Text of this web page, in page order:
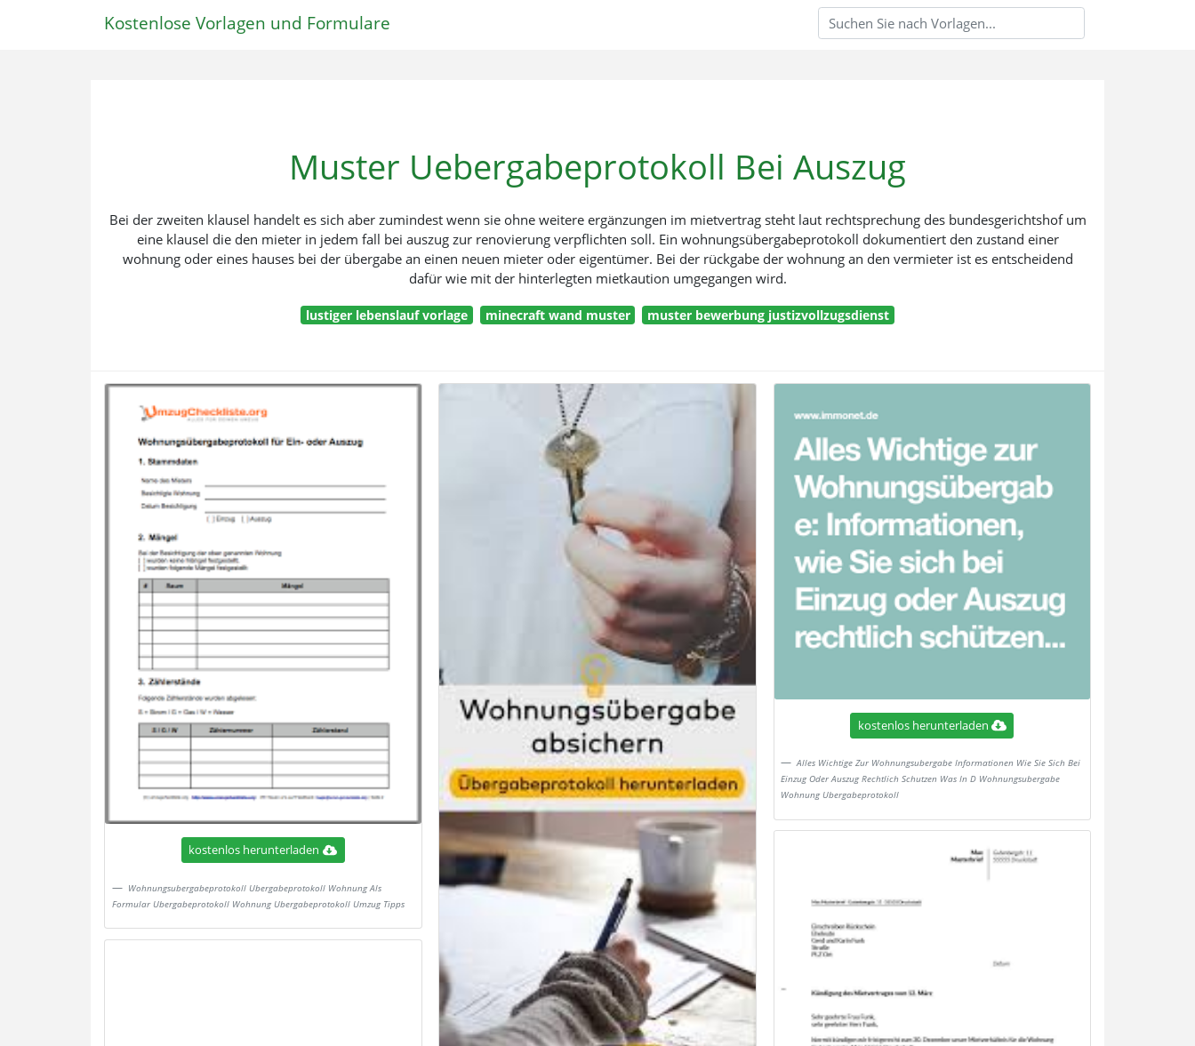
Kostenlose Vorlagen und Formulare
Muster Uebergabeprotokoll Bei Auszug
Bei der zweiten klausel handelt es sich aber zumindest wenn sie ohne weitere ergänzungen im mietvertrag steht laut rechtsprechung des bundesgerichtshof um
eine klausel die den mieter in jedem fall bei auszug zur renovierung verpflichten soll. Ein wohnungsübergabeprotokoll dokumentiert den zustand einer
wohnung oder eines hauses bei der übergabe an einen neuen mieter oder eigentümer. Bei der rückgabe der wohnung an den vermieter ist es entscheidend
dafür wie mit der hinterlegten mietkaution umgegangen wird.
lustiger lebenslauf vorlage minecraft wand muster muster bewerbung justizvollzugsdienst
kostenlos herunterladen
Wohnungsubergabeprotokoll Ubergabeprotokoll Wohnung Als
Formular Ubergabeprotokoll Wohnung Ubergabeprotokoll Umzug Tipps
kostenlos herunterladen
Alles Wichtige Zur Wohnungsubergabe Informationen Wie Sie Sich Bei
Einzug Oder Auszug Rechtlich Schutzen Was In D Wohnungsubergabe
Wohnung Ubergabeprotokoll